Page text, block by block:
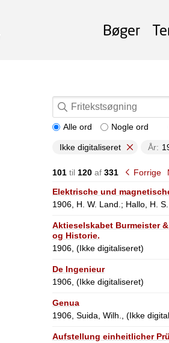
Bøger
Alle ord Nogle ord
Ikke digitaliseret År:
101til 120af 331 Forrige
Elektrische und
1906, H. W. Land.; Hallo, H.
Aktieselskabet Burmeister
og Historie.
1906, (Ikke digitaliseret)
De Ingenieur
1906, (Ikke digitaliseret)
Genua
1906, Suida, Wilh., (Ikke
Aufstellung einheitlicher